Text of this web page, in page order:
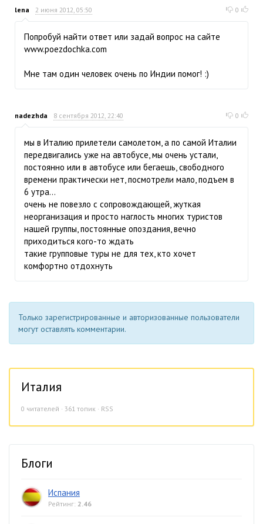
lena 2 июня 2012, 05:50 0
Попробуй найти ответ или задай вопрос на сайте
www.poezdochka.com
Мне там один человек очень по Индии помог! :)
nadezhda 8 сентября 2012, 22:40 0
мы в Италию прилетели самолетом, а по самой Италии
передвигались уже на автобусе, мы очень устали,
постоянно или в автобусе или бегаешь, свободного
времени практически нет, посмотрели мало, подъем в
6 утра...
очень не повезло с сопровождающей, жуткая
неорганизация и просто наглость многих туристов
нашей группы, постоянные опоздания, вечно
приходиться кого-то ждать
такие групповые туры не для тех, кто хочет
комфортно отдохнуть
Только зарегистрированные и авторизованные пользователи
могут оставлять комментарии.
Италия
0 читателей · 361 топик · RSS
Блоги
Испания
Рейтинг: 2.46